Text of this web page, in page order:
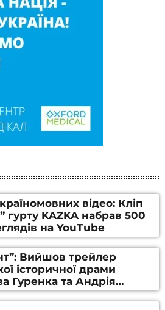
відео: Кліп
гурту KAZKA набрав 500
на YouTube
Вийшов трейлер
історичної драми
Гуренка та Андрія
(ВІДЕО)